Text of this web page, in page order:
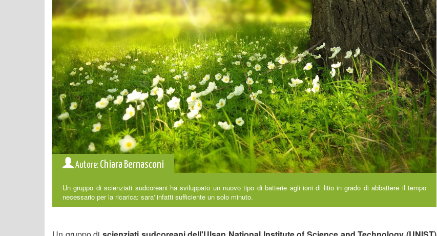
Autore: Chiara Bernasconi
Un gruppo di scienziati sudcoreani ha sviluppato un nuovo tipo di batterie agli ioni di litio in grado di abbattere il tempo
necessario per la ricarica: sara' infatti sufficiente un solo minuto.